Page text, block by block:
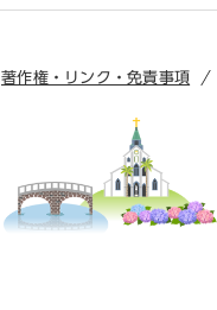
著作権・リンク・免責事項